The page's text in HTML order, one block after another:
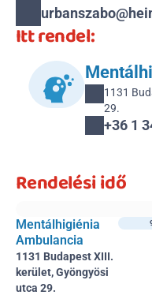
Itt rendel:
1131
29.
+36 1
Rendelési idő
Mentálhigiénia
Ambulancia
1131 Budapest XIII.
kerület, Gyöngyösi
utca 29.